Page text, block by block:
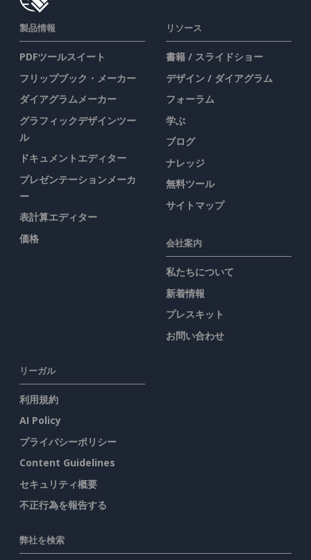
製品情報
PDFツールスイート
フリップブック・メーカー
ダイアグラムメーカー
グラフィックデザインツー
ル
ドキュメントエディター
プレゼンテーションメーカ
ー
表計算エディター
価格
リソース
書籍 / スライドショー
デザイン / ダイアグラム
フォーラム
学ぶ
ブログ
ナレッジ
無料ツール
サイトマップ
会社案内
私たちについて
新着情報
プレスキット
お問い合わせ
リーガル
利用規約
AI Policy
プライバシーポリシー
Content Guidelines
セキュリティ概要
不正行為を報告する
弊社を検索